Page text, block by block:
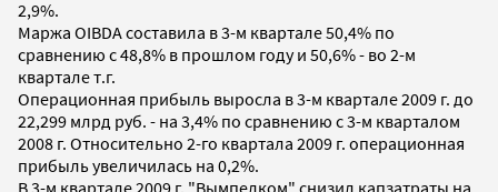
2,9%.
Маржа OIBDA составила в 3-м квартале 50,4% по
сравнению с 48,8% в прошлом году и 50,6% - во 2-м
квартале т.г.
Операционная прибыль выросла в 3-м квартале 2009 г. до
22,299 млрд руб. - на 3,4% по сравнению с 3-м кварталом
2008 г. Относительно 2-го квартала 2009 г. операционная
прибыль увеличилась на 0,2%.
В 3-м квартале 2009 г. "Вымпелком" снизил капзатраты на